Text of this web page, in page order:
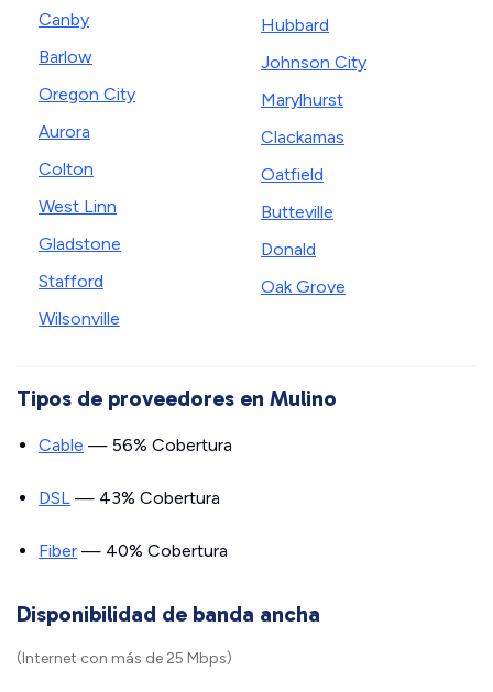
Canby
Barlow
Oregon City
Aurora
Colton
West Linn
Gladstone
Stafford
Wilsonville
Hubbard
Johnson City
Marylhurst
Clackamas
Oatfield
Butteville
Donald
Oak Grove
Tipos de proveedores en Mulino
Cable — 56% Cobertura
DSL — 43% Cobertura
Fiber — 40% Cobertura
Disponibilidad de banda ancha
(Internet con más de 25 Mbps)